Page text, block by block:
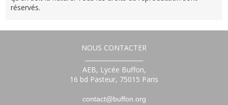
réservés.
NOUS CONTACTER
AEB, Lycée Buffon,
16 bd Pasteur, 75015 Paris
contact@buffon.org